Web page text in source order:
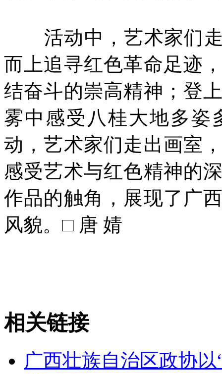
活动中，艺术家们走
而上追寻红色革命足迹
结奋斗的崇高精神；登
雾中感受八桂大地多姿
动，艺术家们走出画室
感受艺术与红色精神的
作品的触角，展现了广
风貌。□ 唐 婧
相关链接
广西壮族自治区政协